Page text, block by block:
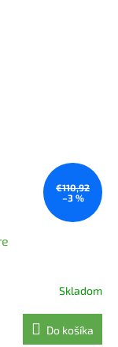
€110,92
–3 %
Skladom
Do košíka